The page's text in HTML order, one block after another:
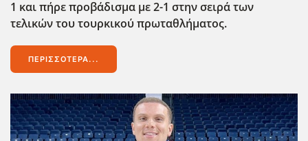
1 και πήρε προβάδισμα με 2-1 στην σειρά των
τελικών του τουρκικού πρωταθλήματος.
ΠΕΡΙΣΣΌΤΕΡΑ...